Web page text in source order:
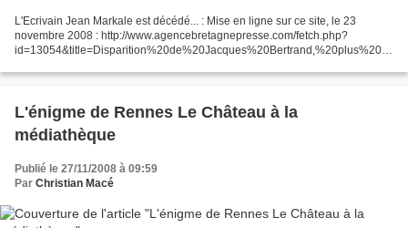
L'Ecrivain Jean Markale est décédé... : Mise en ligne sur ce site, le 23
novembre 2008 : http://www.agencebretagnepresse.com/fetch.php?
id=13054&title=Disparition%20de%20Jacques%20Bertrand,%20plus%20co
L'énigme de Rennes Le Château à la
médiathèque
Publié le 27/11/2008 à 09:59
Par Christian Macé